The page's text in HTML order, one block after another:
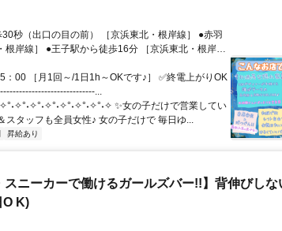
［京浜東北・根岸
00 ［月1回～/1日1h～OKです♪］ ✅終電上がりOK
...
✨女の子だけで営業してい
スタッフも全員女性♪ 女の子だけで 毎日ゆ...
昇給あり
スニーカーで働けるガールズバー!!】背伸びし
O K)